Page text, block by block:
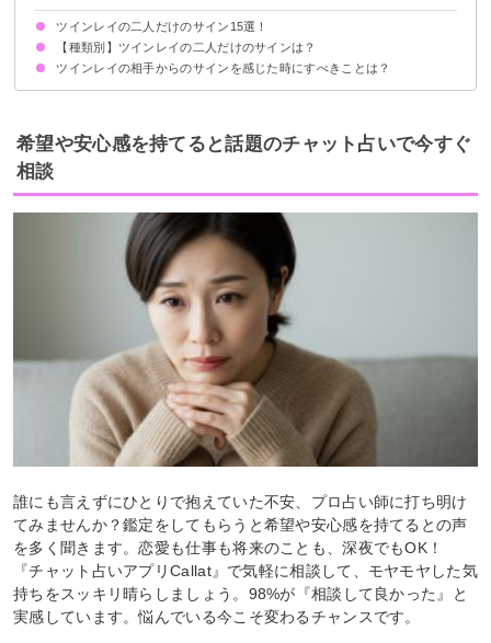
ツインレイの二人だけのサイン15選！
①初対面でも懐かしさを感じる
②一緒にいると安心する
③波長・価値観が合う
④自分と正反対な部分もある
⑤シンクロニシティが頻発する
⑥相手の匂いが心地良い
⑦寝ているのに眠い
⑧エンジェルナンバー「111」「1111」をよく見かける
➈離れている間もずっと相手のことを考えている
➉性エネルギーの交流で魅力が高まる
⑪原因不明の体調不良に悩まされる
⑫胸が痛む感覚がある
⑬好みのタイプではないのになぜか惹かれる
⑭身の周りの環境が突然変わる
⑮相手を無条件に愛せる
【種類別】ツインレイの二人だけのサインは？
ツインレイ男性がメロメロのサイン
ツインレイ男性が気づいたサイン
ツインレイからの「忘れないで」サイン
ツインレイの相手からのサインを感じた時にすべきことは？
本物のツインレイかどうかを確かめる
相手のことを信じて向き合う
二人で協力して試練に向き合う覚悟を持つ
相手へ執着はしない
希望や安心感を持てると話題のチャット占いで今すぐ
相談
誰にも言えずにひとりで抱えていた不安、プロ占い師に打ち明け
てみませんか？鑑定をしてもらうと希望や安心感を持てるとの声
を多く聞きます。恋愛も仕事も将来のことも、深夜でもOK！
『チャット占いアプリCallat』で気軽に相談して、モヤモヤした気
持ちをスッキリ晴らしましょう。98%が『相談して良かった』と
実感しています。悩んでいる今こそ変わるチャンスです。